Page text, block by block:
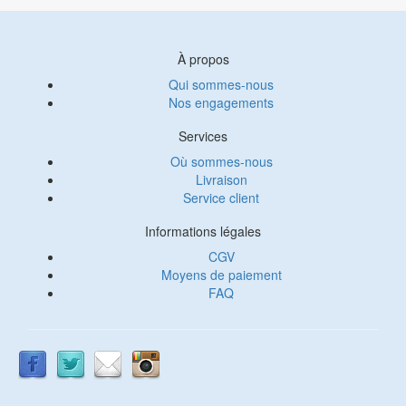
À propos
Qui sommes-nous
Nos engagements
Services
Où sommes-nous
Livraison
Service client
Informations légales
CGV
Moyens de paiement
FAQ